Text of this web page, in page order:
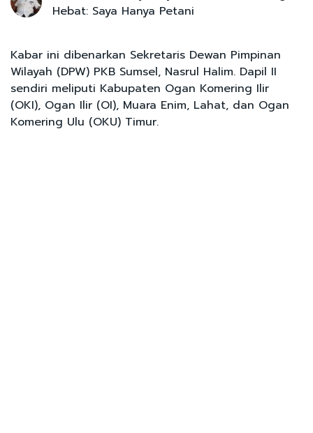
Hebat: Saya Hanya Petani
Kabar ini dibenarkan Sekretaris Dewan Pimpinan
Wilayah (DPW) PKB Sumsel, Nasrul Halim. Dapil II
sendiri meliputi Kabupaten Ogan Komering Ilir
(OKI), Ogan Ilir (OI), Muara Enim, Lahat, dan Ogan
Komering Ulu (OKU) Timur.